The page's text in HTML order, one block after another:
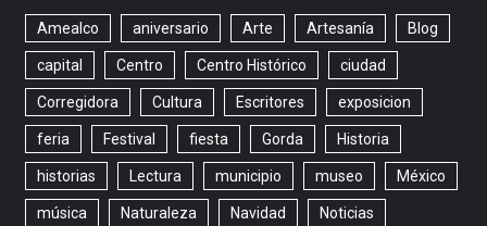
Amealco aniversario Arte Artesanía Blog
capital Centro Centro Histórico ciudad
Corregidora Cultura Escritores exposicion
feria Festival fiesta Gorda Historia
historias Lectura municipio museo México
música Naturaleza Navidad Noticias